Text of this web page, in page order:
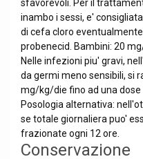
sfavorevoli. Per il
inambo i sessi, e'
di cefa cloro
probenecid. Bambini: 20
Nelle infezioni piu' gravi,
da germi meno sensibili, si
mg/kg/die fino ad una dose
Posologia alternativa:
se totale giornaliera puo'
frazionate ogni 12 ore.
Conservazione